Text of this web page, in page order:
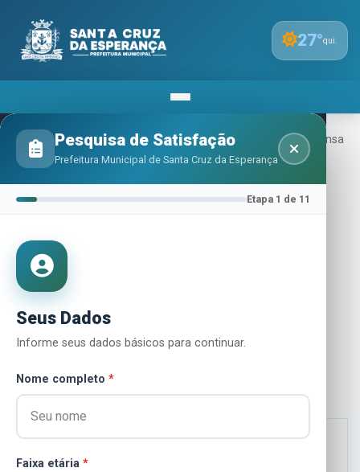
27°qui.
Pesquisa de Satisfação
Prefeitura Municipal de Santa Cruz da Esperança
Etapa 1 de 11
Seus Dados
Informe seus dados básicos para continuar.
Nome completo *
Faixa etária *
Inicio Licitação Editais E Avisos
Aviso De Dispensa
De Licitação - Serviços De Eletricista
Aviso de Dispensa de
Licitação - Serviços de
eletricista